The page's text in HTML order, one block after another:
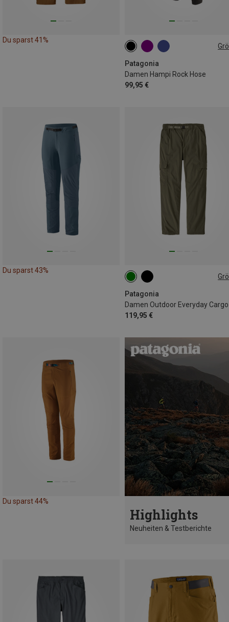
Du sparst 41%
Patagonia
Damen Hampi Rock Hose
99,95 €
XS S S
Du sparst 43%
Patagonia
119,95 €
L XL
Du sparst 44%
Highlights
Neuheiten & Testberichte